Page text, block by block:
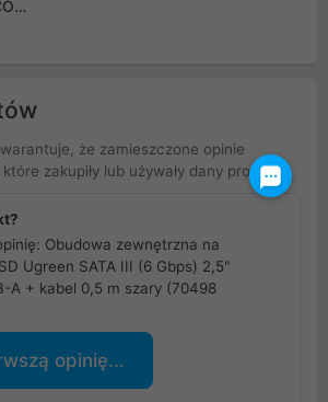
-
że zamieszczone opinie
zakupiły lub używały dany produkt.
Obudowa zewnętrzna na
Ugreen SATA III (6 Gbps) 2,5"
A + kabel 0,5 m szary (70498
opinię...